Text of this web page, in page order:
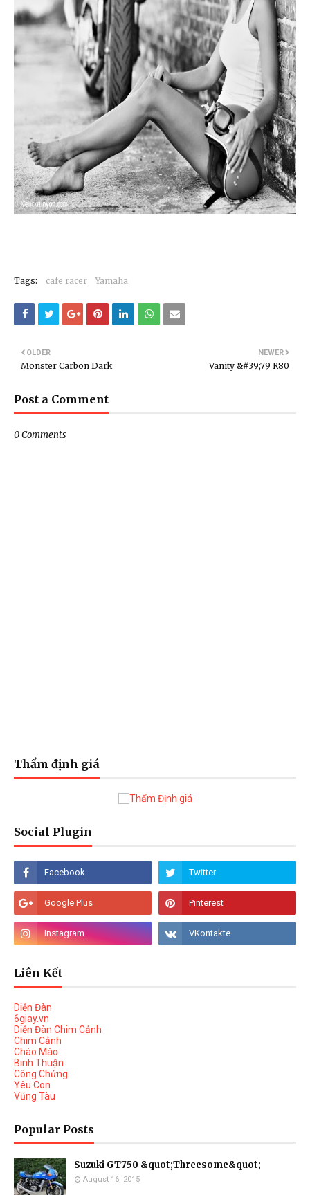
Tags: cafe racer Yamaha
NEWER
Vanity &#39;79 R80
OLDER
Monster Carbon Dark
Post a Comment
0 Comments
Thẩm định giá
Social Plugin
Liên Kết
Diễn Đàn
6giay.vn
Diễn Đàn Chim Cảnh
Chim Cảnh
Chào Mào
Binh Thuận
Công Chứng
Yêu Con
Vũng Tàu
Popular Posts
Suzuki GT750 &quot;Threesome&quot;
August 16, 2015